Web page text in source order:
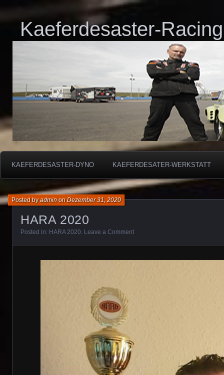
Kaeferdesaster-Racing
KAEFERDESASTER-DYNO KAEFERDESATER-WERKSTATT
HARA 2020
Posted byadminonDezember 31, 2020
Posted in: HARA 2020. Leave a Comment